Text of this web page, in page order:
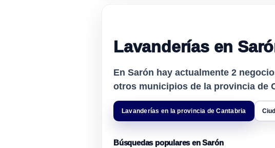
Lavanderías en
En Sarón hay actualmente 2
otros municipios de la provincia de
Lavanderías en la provincia de Cantabria
Búsquedas populares en Sarón